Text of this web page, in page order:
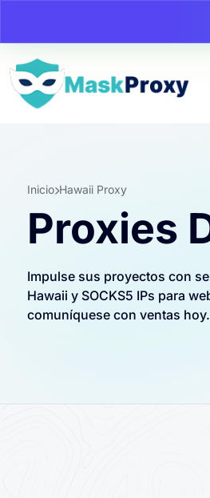
Inicio Hawaii Proxy
Proxies
Impulse sus proyectos con
Hawaii y SOCKS5 IPs para
comuníquese con ventas hoy.